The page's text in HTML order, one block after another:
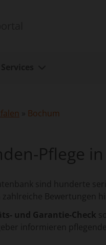
» Bochum
Pflege
sind hunderte
Bewertungen
und Garantie-Check
informieren